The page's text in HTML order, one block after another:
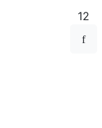
12